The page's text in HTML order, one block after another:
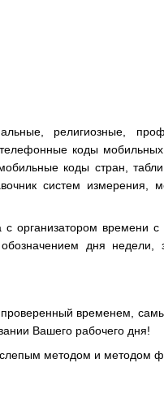
религиозные,
коды
коды стран,
систем измерения,
организатором времени
дня недели,
временем,
Вашего рабочего дня!
методом и методом